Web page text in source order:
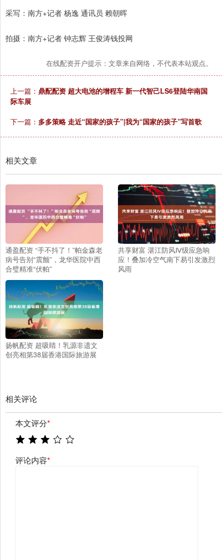
采写：南方+记者 杨逸 通讯员 赖朝晖
拍摄：南方+记者 钟志辉 王俊涛钱投网
在线配资开户提示：文章来自网络，不代表本站观点。
上一篇： 鼎配配资 超大电池的增程车 新一代智己LS6登陆华南国
际车展
下一篇： 多多策略 走近“国家的孩子”|我为“国家的孩子”写首歌
相关文章
通盈配资 “手不抖了！”帕金森老
病号告别“震颤”，龙华医院中西
合璧精准“伏帕”
共享财富 湛江防风Ⅳ级应急响
应！叠加冷空气南下易引发激烈
风雨
扬帆配资 超吸睛！乳源非遗文
创亮相第38届香港国际旅游展
相关评论
本文评分*
评论内容*